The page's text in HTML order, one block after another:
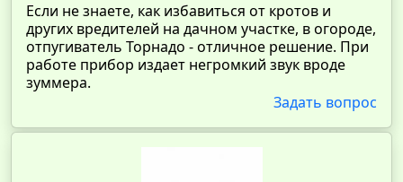
Если не знаете, как избавиться от кротов и
других вредителей на дачном участке, в огороде,
отпугиватель Торнадо - отличное решение. При
работе прибор издает негромкий звук вроде
зуммера.
Задать вопрос